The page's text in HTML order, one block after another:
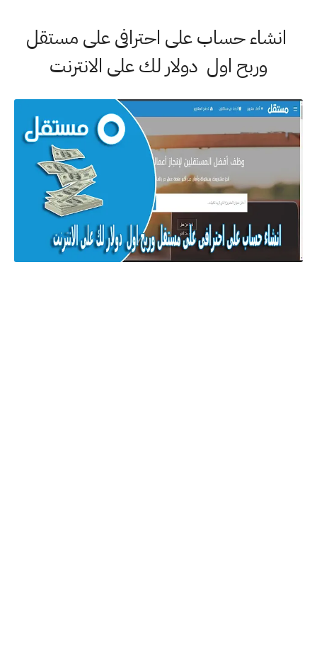
انشاء حساب على احترافى على مستقل
وربح اول دولار لك على الانترنت